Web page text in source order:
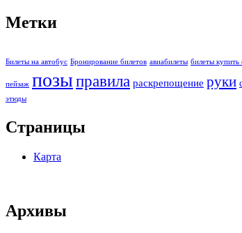
Метки
Билеты на автобус Бронирование билетов авиабилеты билеты купить
пейзаж позыправила раскрепощение руки
этюды
Страницы
Карта
Архивы